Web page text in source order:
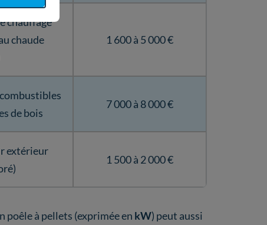
chauffage
chaude
1 600 à 5 000 €
de bois
7 000 à 8 000 €
extérieur
1 500 à 2 000 €
poêle à pellets (exprimée en kW) peut aussi